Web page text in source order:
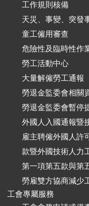
工作規則核備
天災、事變、突發
童工僱用審查
危險性及臨時性作
勞工活動中心
大量解僱勞工通報
勞退金監委會相關
勞退金監委會暫停
外國人入國通報暨
雇主聘僱外國人許
款暨外國技術人力
第一項第五款與第
勞雇雙方協商減少
工會專屬服務